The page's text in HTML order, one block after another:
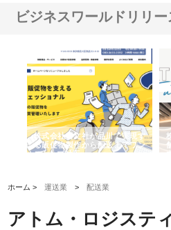
ビジネスワールドリリー
株式会社耕文社が品川で実現す
る販促物製作から配送までワン
ストップ対応
ホーム >運送業 >配送業
アトム・ロジステ